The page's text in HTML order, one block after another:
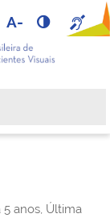
A-
5 anos, Última